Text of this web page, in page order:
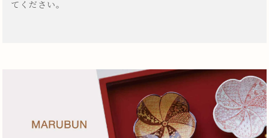
てください。